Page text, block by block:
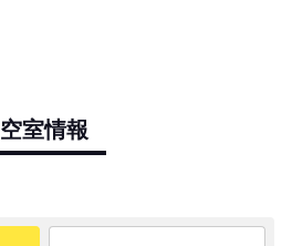
空室情報